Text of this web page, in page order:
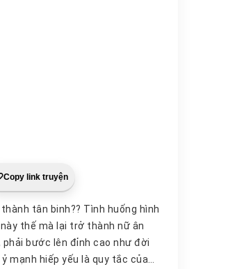
Copy link truyện
tân binh?? Tình huống hình
thế mà lại trở thành nữ ân
bước lên đỉnh cao như đời
mạnh hiếp yếu là quy tắc của